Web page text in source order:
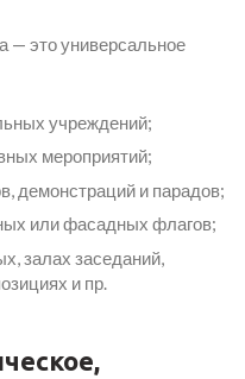
— это универсальное
учреждений;
мероприятий;
демонстраций и парадов;
или фасадных флагов;
залах заседаний,
и пр.